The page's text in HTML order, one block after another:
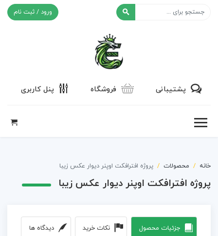
ورود / ثبت نام
پشتیبانی فروشگاه پنل کاربری
خانه محصولات پروژه افترافکت اوپنر دیوار عکس زیبا
پروژه افترافکت اوپنر دیوار عکس زیبا
جزئیات محصول نکات خرید دیدگاه ها